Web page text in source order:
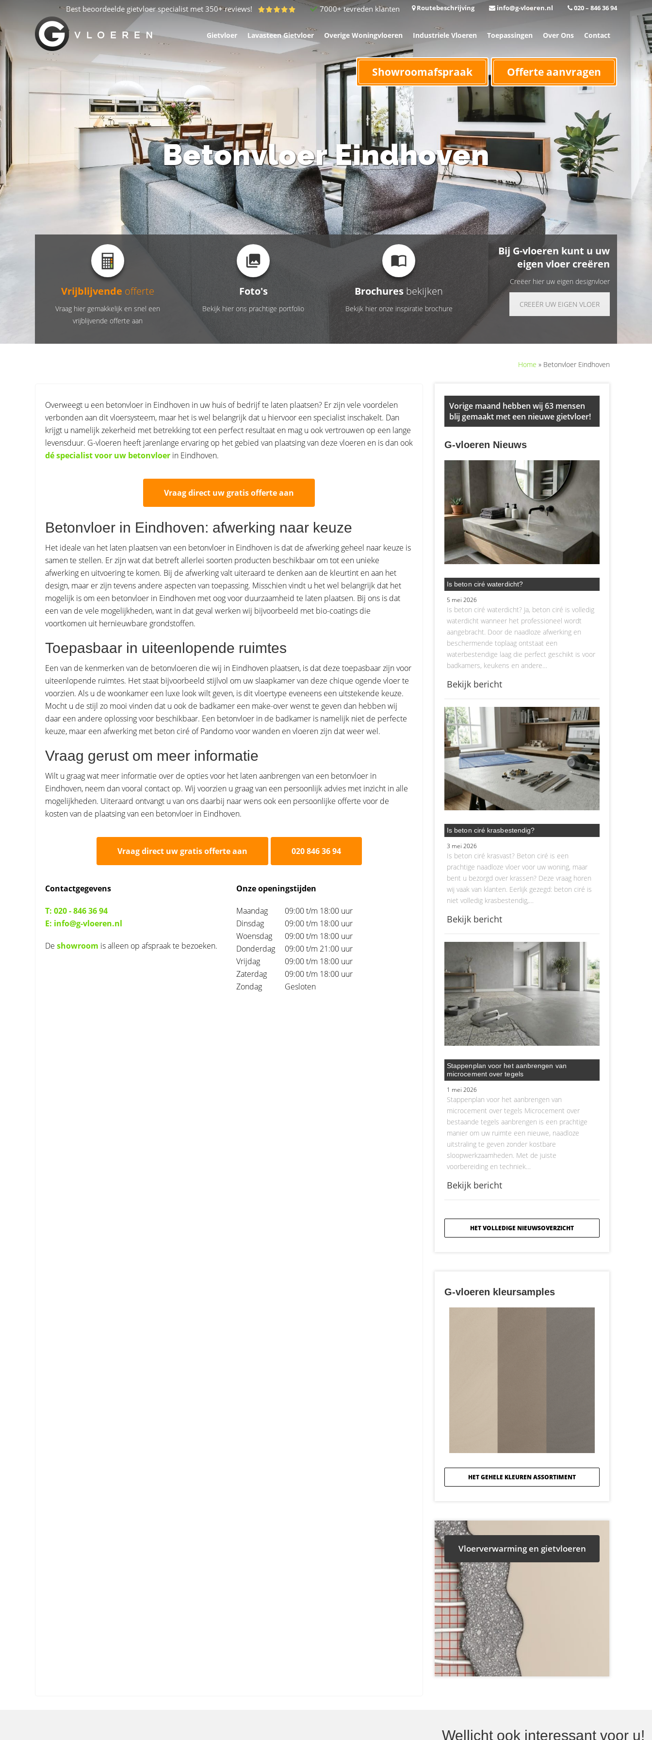
Betonvloer Eindhoven
Vrijblijvende offerte
Vraag hier gemakkelijk en snel een
vrijblijvende offerte aan
Foto's
Bekijk hier ons prachtige portfolio
Brochures bekijken
Bekijk hier onze inspiratie brochure
Bij G-vloeren kunt u uw
eigen vloer creëren
Creëer hier uw eigen designvloer
CREEËR UW EIGEN VLOER
Best beoordeelde gietvloer specialist met 350+ reviews! 7000+ tevreden klanten Routebeschrijving info@g-vloeren.nl 020 – 846 36 94
Gietvloer Lavasteen Gietvloer Overige Woningvloeren Industriele Vloeren Toepassingen Over Ons Contact
Offerte aanvragen
Showroomafspraak
Home » Betonvloer Eindhoven
Overweegt u een betonvloer in Eindhoven in uw huis of bedrijf te laten plaatsen? Er zijn vele voordelen
verbonden aan dit vloersysteem, maar het is wel belangrijk dat u hiervoor een specialist inschakelt. Dan
krijgt u namelijk zekerheid met betrekking tot een perfect resultaat en mag u ook vertrouwen op een lange
levensduur. G-vloeren heeft jarenlange ervaring op het gebied van plaatsing van deze vloeren en is dan ook
dé specialist voor uw betonvloer in Eindhoven.
Vraag direct uw gratis offerte aan
Betonvloer in Eindhoven: afwerking naar keuze
Het ideale van het laten plaatsen van een betonvloer in Eindhoven is dat de afwerking geheel naar keuze is
samen te stellen. Er zijn wat dat betreft allerlei soorten producten beschikbaar om tot een unieke
afwerking en uitvoering te komen. Bij de afwerking valt uiteraard te denken aan de kleurtint en aan het
design, maar er zijn tevens andere aspecten van toepassing. Misschien vindt u het wel belangrijk dat het
mogelijk is om een betonvloer in Eindhoven met oog voor duurzaamheid te laten plaatsen. Bij ons is dat
een van de vele mogelijkheden, want in dat geval werken wij bijvoorbeeld met bio-coatings die
voortkomen uit hernieuwbare grondstoffen.
Toepasbaar in uiteenlopende ruimtes
Een van de kenmerken van de betonvloeren die wij in Eindhoven plaatsen, is dat deze toepasbaar zijn voor
uiteenlopende ruimtes. Het staat bijvoorbeeld stijlvol om uw slaapkamer van deze chique ogende vloer te
voorzien. Als u de woonkamer een luxe look wilt geven, is dit vloertype eveneens een uitstekende keuze.
Mocht u de stijl zo mooi vinden dat u ook de badkamer een make-over wenst te geven dan hebben wij
daar een andere oplossing voor beschikbaar. Een betonvloer in de badkamer is namelijk niet de perfecte
keuze, maar een afwerking met beton ciré of Pandomo voor wanden en vloeren zijn dat weer wel.
Vraag gerust om meer informatie
Wilt u graag wat meer informatie over de opties voor het laten aanbrengen van een betonvloer in
Eindhoven, neem dan vooral contact op. Wij voorzien u graag van een persoonlijk advies met inzicht in alle
mogelijkheden. Uiteraard ontvangt u van ons daarbij naar wens ook een persoonlijke offerte voor de
kosten van de plaatsing van een betonvloer in Eindhoven.
Vraag direct uw gratis offerte aan 020 846 36 94
Contactgegevens
T: 020 - 846 36 94
E: info@g-vloeren.nl
De showroom is alleen op afspraak te bezoeken.
Onze openingstijden
Maandag
09:00 t/m 18:00 uur
Dinsdag
09:00 t/m 18:00 uur
Woensdag
09:00 t/m 18:00 uur
Donderdag
09:00 t/m 21:00 uur
Vrijdag
09:00 t/m 18:00 uur
Zaterdag
09:00 t/m 18:00 uur
Zondag
Gesloten
Primary
Sidebar
Vorige maand hebben wij 63 mensen
blij gemaakt met een nieuwe gietvloer!
G-vloeren Nieuws
Is beton ciré waterdicht?
5 mei 2026
Is beton ciré waterdicht? Ja, beton ciré is volledig
waterdicht wanneer het professioneel wordt
aangebracht. Door de naadloze afwerking en
beschermende toplaag ontstaat een
waterbestendige laag die perfect geschikt is voor
badkamers, keukens en andere…
Bekijk bericht
Is beton ciré krasbestendig?
3 mei 2026
Is beton ciré krasvast? Beton ciré is een
prachtige naadloze vloer voor uw woning, maar
bent u bezorgd over krassen? Deze vraag horen
wij vaak van klanten. Eerlijk gezegd: beton ciré is
niet volledig krasbestendig,…
Bekijk bericht
Stappenplan voor het aanbrengen van
microcement over tegels
1 mei 2026
Stappenplan voor het aanbrengen van
microcement over tegels Microcement over
bestaande tegels aanbrengen is een prachtige
manier om uw ruimte een nieuwe, naadloze
uitstraling te geven zonder kostbare
sloopwerkzaamheden. Met de juiste
voorbereiding en techniek…
Bekijk bericht
HET VOLLEDIGE NIEUWSOVERZICHT
G-vloeren kleursamples
HET GEHELE KLEUREN ASSORTIMENT
Vloerverwarming en gietvloeren
Wellicht ook interessant voor u!